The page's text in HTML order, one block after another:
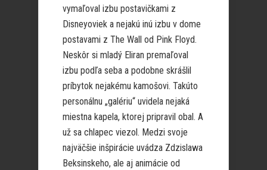
vymaľoval izbu postavičkami z
Disneyoviek a nejakú inú izbu v dome
postavami z The Wall od Pink Floyd.
Neskôr si mladý Eliran premaľoval
izbu podľa seba a podobne skrášlil
príbytok nejakému kamošovi. Takúto
personálnu „galériu“ uvidela nejaká
miestna kapela, ktorej pripravil obal. A
už sa chlapec viezol. Medzi svoje
najväčšie inšpirácie uvádza Zdzislawa
Beksinskeho, ale aj animácie od